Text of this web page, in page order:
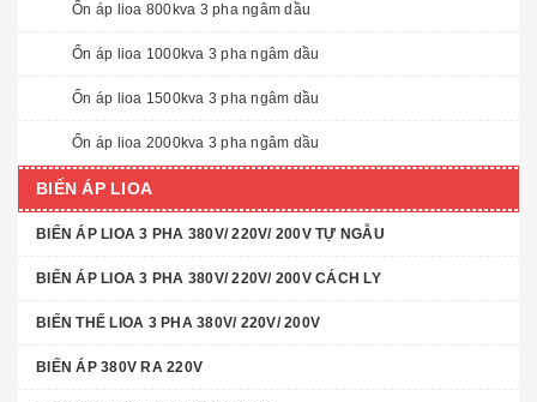
Ổn áp lioa 800kva 3 pha ngâm dầu
Ổn áp lioa 1000kva 3 pha ngâm dầu
Ổn áp lioa 1500kva 3 pha ngâm dầu
Ổn áp lioa 2000kva 3 pha ngâm dầu
BIẾN ÁP LIOA
BIẾN ÁP LIOA 3 PHA 380V/ 220V/ 200V TỰ NGẪU
BIẾN ÁP LIOA 3 PHA 380V/ 220V/ 200V CÁCH LY
BIẾN THẾ LIOA 3 PHA 380V/ 220V/ 200V
BIẾN ÁP 380V RA 220V